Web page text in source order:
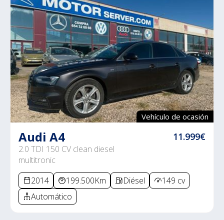
Vehículo de ocasión
Audi A4
2.0 TDI 150 CV clean diesel
multitronic
11.999€
2014 199.500Km Diésel
149 cv
Automático